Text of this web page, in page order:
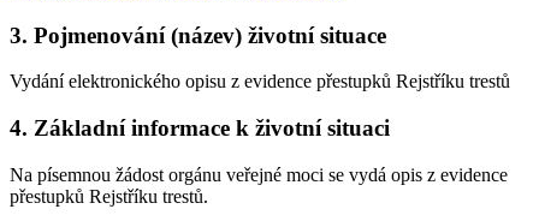
3. Pojmenování (název) životní situace
Vydání elektronického opisu z evidence přestupků Rejstříku trestů
4. Základní informace k životní situaci
Na písemnou žádost orgánu veřejné moci se vydá opis z evidence
přestupků Rejstříku trestů.